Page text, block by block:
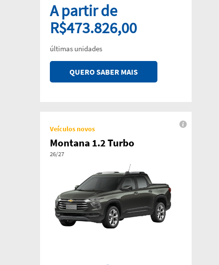
A partir de
R$473.826,00
últimas unidades
QUERO SABER MAIS
Veículos novos
Montana 1.2 Turbo
26/27